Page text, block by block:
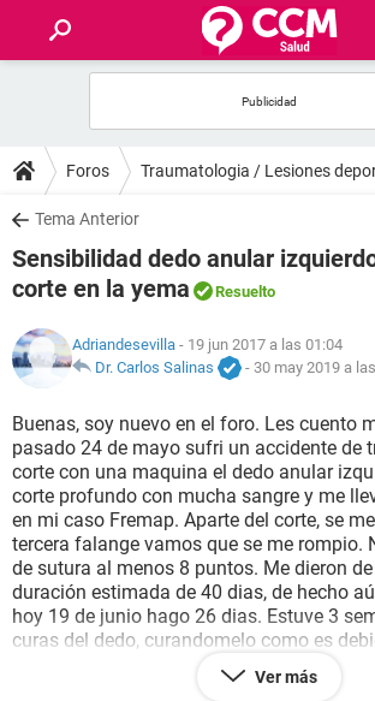
FOROS
SALUD
FAMILIA
NUTRICIÓN
SEXUALIDAD
GLOSARIO
Foros Traumatologia / Lesiones
Tema Anterior
Sensibilidad dedo anular
corte en la yema
Resuelto
Adriandesevilla - 19 jun 2017 a las 01:04
Dr. Carlos Salinas
- 30 may 2019 a
Buenas, soy nuevo en el foro. Les cuento
pasado 24 de mayo sufri un accidente de
corte con una maquina el dedo anular
corte profundo con mucha sangre y me
en mi caso Fremap. Aparte del corte, se
tercera falange vamos que se me rompio.
de sutura al menos 8 puntos. Me dieron
duración estimada de 40 dias, de hecho
hoy 19 de junio hago 26 dias. Estuve 3
curas del dedo, curandomelo como es
los puntos poco a poco. El pasado jueves
quitaron la venda y tengo el dedo al aire
Ver más